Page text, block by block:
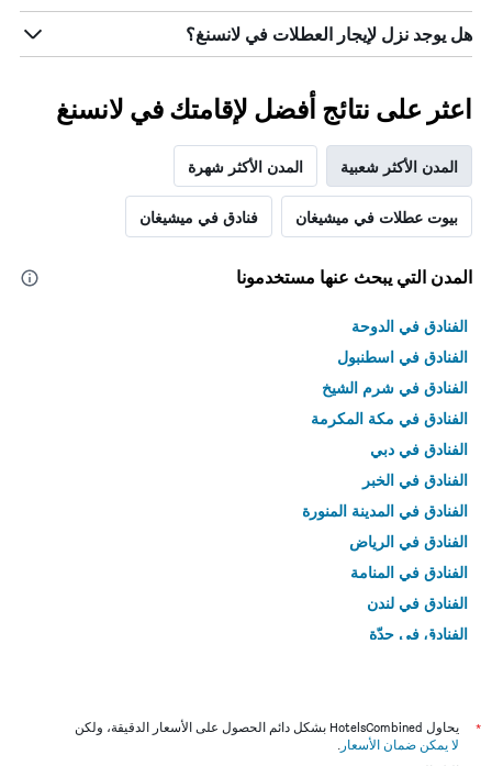
هل يوجد نزل لإيجار العطلات في لانسنغ؟
اعثر على نتائج أفضل لإقامتك في لانسنغ
المدن الأكثر شعبية المدن الأكثر شهرة
بيوت عطلات في ميشيغان فنادق في ميشيغان
المدن التي يبحث عنها مستخدمونا
الفنادق في الدوحة
الفنادق في اسطنبول
الفنادق في شرم الشيخ
الفنادق في مكة المكرمة
الفنادق في دبي
الفنادق في الخبر
الفنادق في المدينة المنورة
الفنادق في الرياض
الفنادق في المنامة
الفنادق في لندن
الفنادق في جدّة
*
يحاول HotelsCombined بشكل دائم الحصول على الأسعار الدقيقة، ولكن
لا يمكن ضمان الأسعار .